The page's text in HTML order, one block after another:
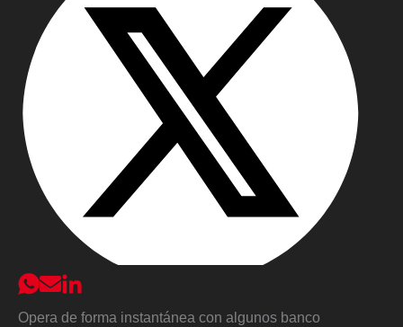
Opera de forma instantánea con algunos banco